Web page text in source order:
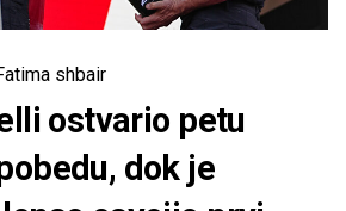
shbair
ostvario petu
dok je